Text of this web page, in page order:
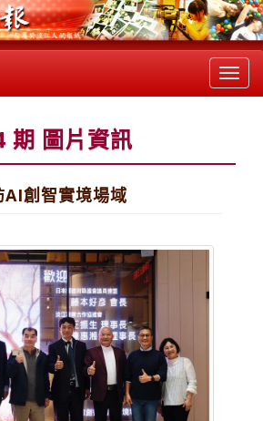
期 圖片資訊
創智實境場域